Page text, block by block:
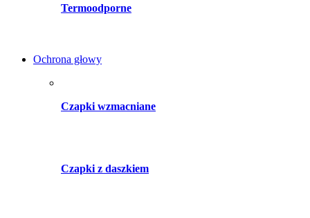
Termoodporne
Ochrona głowy
Czapki wzmacniane
Czapki z daszkiem